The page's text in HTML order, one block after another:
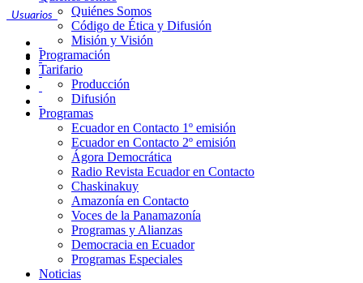
Usuarios
Quiénes Somos
Código de Ética y Difusión
Misión y Visión
Programación
Tarifario
Producción
Difusión
Programas
Ecuador en Contacto 1º emisión
Ecuador en Contacto 2º emisión
Ágora Democrática
Radio Revista Ecuador en Contacto
Chaskinakuy
Amazonía en Contacto
Voces de la Panamazonía
Programas y Alianzas
Democracia en Ecuador
Programas Especiales
Noticias